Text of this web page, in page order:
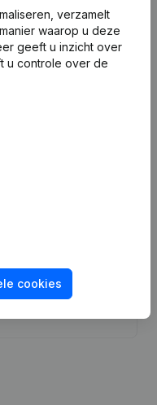
Verzekeringen
Coördinatie,
Vorm -
- Benoemingen -
Mandaat(en)
van Pba in Bvba -
verzamelt
waarop u deze
geeft u inzicht over
u controle over de
cookies